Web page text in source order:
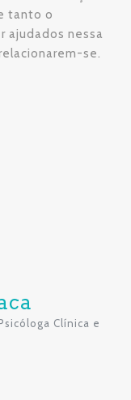
tanto o
ajudados nessa
se.
Clínica e